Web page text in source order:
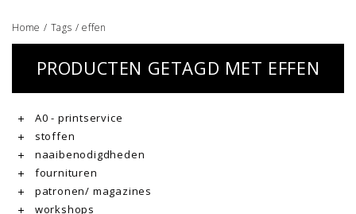
Home / Tags /effen
PRODUCTEN GETAGD MET EFFEN
A0 - printservice
stoffen
naaibenodigdheden
fournituren
patronen/ magazines
workshops